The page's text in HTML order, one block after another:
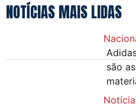
NOTÍCIAS MAIS LIDAS
são